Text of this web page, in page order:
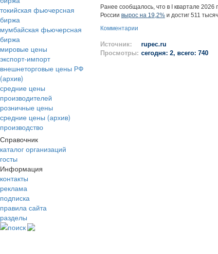
токийская фьючерсная
биржа
мумбайская фьючерсная
биржа
мировые цены
экспорт-импорт
внешнеторговые цены РФ
(архив)
средние цены
производителей
розничные цены
средние цены (архив)
производство
Справочник
каталог организаций
госты
Информация
контакты
реклама
подписка
правила сайта
разделы
поиск
Ранее сообщалось, что в I квартале
России вырос на 19,2% и достиг 511
Комментарии
Источник:
rupec.ru
Просмотры: сегодня: 2, всего: 740